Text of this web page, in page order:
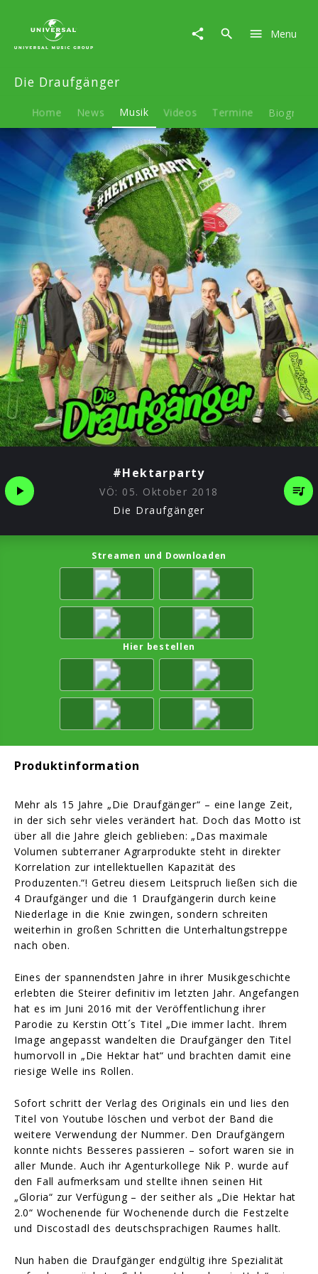
Draufgänger
Musik
#Hektarparty
Menu
Die Draufgänger
Home News Musik Videos Termine Biografie
#Hektarparty
VÖ: 05. Oktober 2018
Die Draufgänger
Streamen und Downloaden
Hier bestellen
Produktinformation
Mehr als 15 Jahre „Die Draufgänger“ – eine lange Zeit,
in der sich sehr vieles verändert hat. Doch das Motto ist
über all die Jahre gleich geblieben: „Das maximale
Volumen subterraner Agrarprodukte steht in direkter
Korrelation zur intellektuellen Kapazität des
Produzenten.“! Getreu diesem Leitspruch ließen sich die
4 Draufgänger und die 1 Draufgängerin durch keine
Niederlage in die Knie zwingen, sondern schreiten
weiterhin in großen Schritten die Unterhaltungstreppe
nach oben.
Eines der spannendsten Jahre in ihrer Musikgeschichte
erlebten die Steirer definitiv im letzten Jahr. Angefangen
hat es im Juni 2016 mit der Veröffentlichung ihrer
Parodie zu Kerstin Ott´s Titel „Die immer lacht. Ihrem
Image angepasst wandelten die Draufgänger den Titel
humorvoll in „Die Hektar hat“ und brachten damit eine
riesige Welle ins Rollen.
Sofort schritt der Verlag des Originals ein und lies den
Titel von Youtube löschen und verbot der Band die
weitere Verwendung der Nummer. Den Draufgängern
konnte nichts Besseres passieren – sofort waren sie in
aller Munde. Auch ihr Agenturkollege Nik P. wurde auf
den Fall aufmerksam und stellte ihnen seinen Hit
„Gloria“ zur Verfügung – der seither als „Die Hektar hat
2.0“ Wochenende für Wochenende durch die Festzelte
und Discostadl des deutschsprachigen Raumes hallt.
Nun haben die Draufgänger endgültig ihre Spezialität